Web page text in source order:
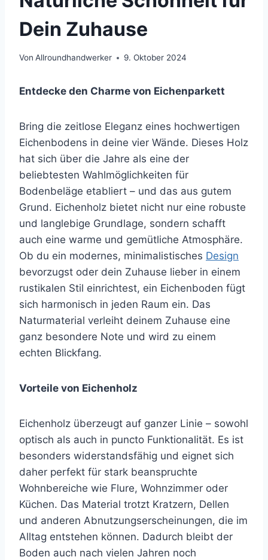
Dein Zuhause
Von Allroundhandwerker 9. Oktober 2024
Entdecke den Charme von Eichenparkett
Bring die zeitlose Eleganz eines hochwertigen
Eichenbodens in deine vier Wände. Dieses Holz
hat sich über die Jahre als eine der
beliebtesten Wahlmöglichkeiten für
Bodenbeläge etabliert – und das aus gutem
Grund. Eichenholz bietet nicht nur eine robuste
und langlebige Grundlage, sondern schafft
auch eine warme und gemütliche Atmosphäre.
Ob du ein modernes, minimalistisches Design
bevorzugst oder dein Zuhause lieber in einem
rustikalen Stil einrichtest, ein Eichenboden fügt
sich harmonisch in jeden Raum ein. Das
Naturmaterial verleiht deinem Zuhause eine
ganz besondere Note und wird zu einem
echten Blickfang.
Vorteile von Eichenholz
Eichenholz überzeugt auf ganzer Linie – sowohl
optisch als auch in puncto Funktionalität. Es ist
besonders widerstandsfähig und eignet sich
daher perfekt für stark beanspruchte
Wohnbereiche wie Flure, Wohnzimmer oder
Küchen. Das Material trotzt Kratzern, Dellen
und anderen Abnutzungserscheinungen, die im
Alltag entstehen können. Dadurch bleibt der
Boden auch nach vielen Jahren noch